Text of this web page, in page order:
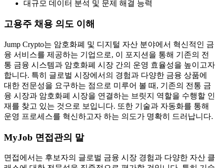
대규모 데이터 분석 및 문제 해결 능력
고용주 채용 의도 이해
Jump Crypto는 암호화폐 및 디지털 자산 분야에서 혁신적인 금
융 서비스를 제공하는 기업으로, 이 포지션을 통해 기존의 전
통 금융 시스템과 암호화폐 시장 간의 운영 효율성을 높이고자
합니다. 특히 글로벌 시장에서의 경험과 다양한 금융 상품에
대한 전문성을 요구하는 점으로 미루어 볼 때, 기존의 전통 금
융 시장과 암호화폐 시장을 연결하는 브릿지 역할을 수행할 인
재를 찾고 있는 것으로 보입니다. 또한 기술과 자동화를 통해
운영 프로세스를 혁신하고자 하는 의도가 명확히 드러납니다.
MyJob 면접관의 말
면접에서는 후보자의 글로벌 금융 시장 경험과 다양한 자산 클